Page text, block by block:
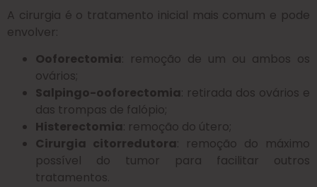
A cirurgia é o tratamento inicial mais comum e pode
envolver:
Ooforectomia: remoção de um ou ambos os
ovários;
Salpingo-ooforectomia: retirada dos ovários e
das trompas de falópio;
Histerectomia: remoção do útero;
Cirurgia citorredutora: remoção do máximo
possível do tumor para facilitar outros
tratamentos.